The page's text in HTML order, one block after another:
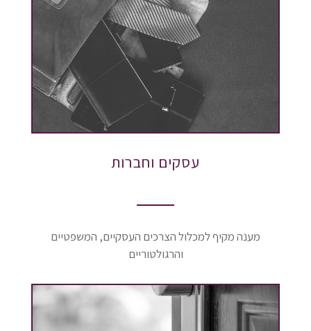
עסקים וחברות
מענה מקיף למכלול הצרכים העסקיים, המשפטיים
והרגולטוריים